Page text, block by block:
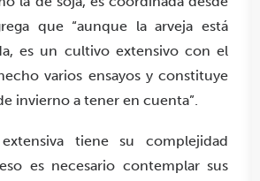
que “aunque la arveja está
es un cultivo extensivo con el
varios ensayos y constituye
invierno a tener en cuenta”.
tiene su complejidad
es necesario contemplar sus